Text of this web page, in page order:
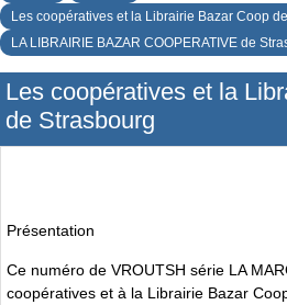
Les coopératives et la Librairie Bazar Coop
LA LIBRAIRIE BAZAR COOPERATIVE de
Les coopératives et la
de Strasbourg
Présentation
Ce numéro de VROUTSH série LA
coopératives et à la Librairie Bazar